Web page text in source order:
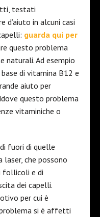
testati
d’aiuto in alcuni casi
guarda qui per
questo problema
naturali. Ad esempio
di vitamina B12 e
aiuto per
questo problema
vitaminiche o
fuori di quelle
che possono
follicoli e di
dei capelli.
per cui è
si è affetti